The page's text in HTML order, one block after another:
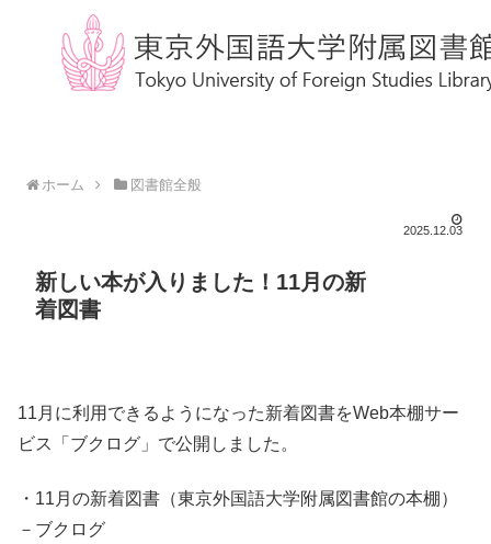
ホーム 図書館全般
新しい本が入りました！11月の新
着図書
2025.12.03
11月に利用できるようになった新着図書をWeb本棚サー
ビス「ブクログ」で公開しました。
・11月の新着図書（東京外国語大学附属図書館の本棚）
－ブクログ